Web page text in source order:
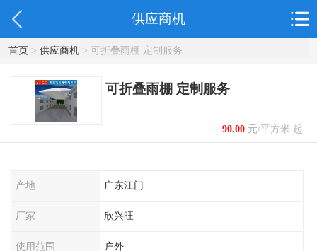
供应商机
首页> 供应商机> 可折叠雨棚 定制服务
可折叠雨棚 定制服务
90.00元/平方米 起
产地 广东江门
厂家 欣兴旺
使用范围 户外